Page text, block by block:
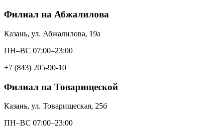
Филиал на Абжалилова
Казань, ул. Абжалилова, 19а
ПН–ВС 07:00–23:00
+7 (843) 205-90-10
Филиал на Товарищеской
Казань, ул. Товарищеская, 25б
ПН–ВС 07:00–23:00